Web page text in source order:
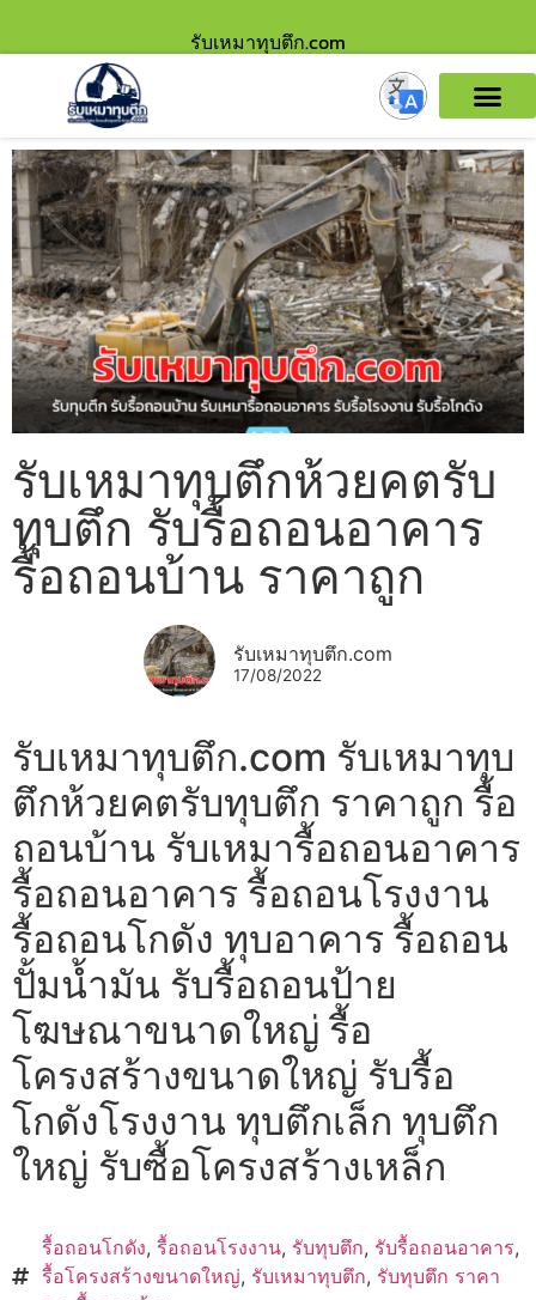
รับเหมาทุบตึก.com
รับเหมาทุบตึกห้วยคตรับ
ทุบตึก รับรื้อถอนอาคาร
รื้อถอนบ้าน ราคาถูก
รับเหมาทุบตึก.com
17/08/2022
รับเหมาทุบตึก.com รับเหมาทุบ
ตึกห้วยคตรับทุบตึก ราคาถูก รื้อ
ถอนบ้าน รับเหมารื้อถอนอาคาร
รื้อถอนอาคาร รื้อถอนโรงงาน
รื้อถอนโกดัง ทุบอาคาร รื้อถอน
ปั้มน้ำมัน รับรื้อถอนป้าย
โฆษณาขนาดใหญ่ รื้อ
โครงสร้างขนาดใหญ่ รับรื้อ
โกดังโรงงาน ทุบตึกเล็ก ทุบตึก
ใหญ่ รับซื้อโครงสร้างเหล็ก
รื้อถอนโกดัง, รื้อถอนโรงงาน, รับทุบตึก, รับรื้อถอนอาคาร,
รื้อโครงสร้างขนาดใหญ่, รับเหมาทุบตึก, รับทุบตึก ราคา